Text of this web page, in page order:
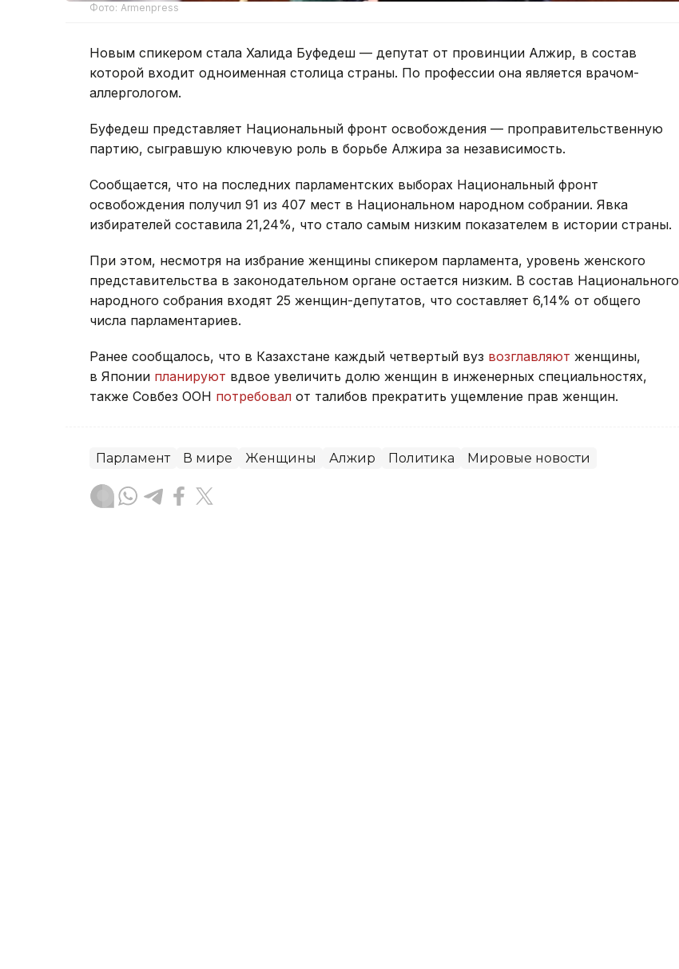
Фото: Armenpress
Новым спикером стала Халида Буфедеш — депутат от провинции Алжир, в состав
которой входит одноименная столица страны. По профессии она является врачом-
аллергологом.
Буфедеш представляет Национальный фронт освобождения — проправительственную
партию, сыгравшую ключевую роль в борьбе Алжира за независимость.
Сообщается, что на последних парламентских выборах Национальный фронт
освобождения получил 91 из 407 мест в Национальном народном собрании. Явка
избирателей составила 21,24%, что стало самым низким показателем в истории страны.
При этом, несмотря на избрание женщины спикером парламента, уровень женского
представительства в законодательном органе остается низким. В состав Национального
народного собрания входят 25 женщин-депутатов, что составляет 6,14% от общего
числа парламентариев.
Ранее сообщалось, что в Казахстане каждый четвертый вуз возглавляют женщины,
в Японии планируют вдвое увеличить долю женщин в инженерных специальностях,
также Совбез ООН потребовал от талибов прекратить ущемление прав женщин.
Парламент В мире Женщины Алжир Политика Мировые новости